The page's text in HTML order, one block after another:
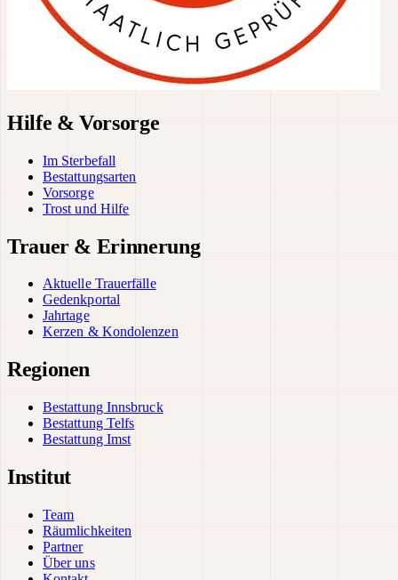
Hilfe & Vorsorge
Im Sterbefall
Bestattungsarten
Vorsorge
Trost und Hilfe
Trauer & Erinnerung
Aktuelle Trauerfälle
Gedenkportal
Jahrtage
Kerzen & Kondolenzen
Regionen
Bestattung Innsbruck
Bestattung Telfs
Bestattung Imst
Institut
Team
Räumlichkeiten
Partner
Über uns